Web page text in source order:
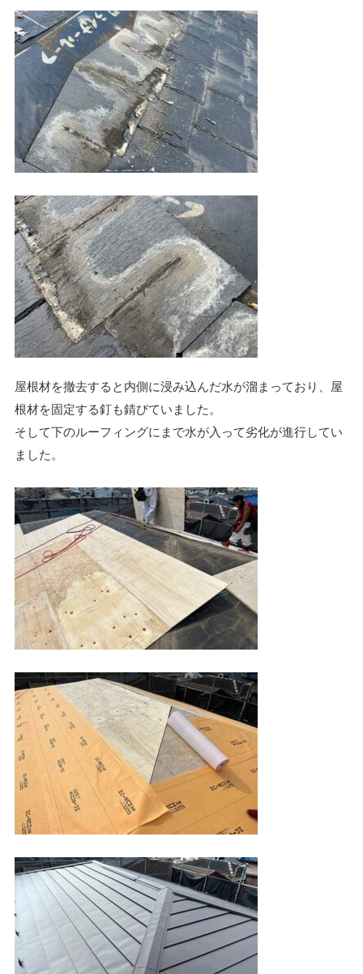
屋根材を撤去すると内側に浸み込んだ水が溜まっており、屋
根材を固定する釘も錆びていました。
そして下のルーフィングにまで水が入って劣化が進行してい
ました。